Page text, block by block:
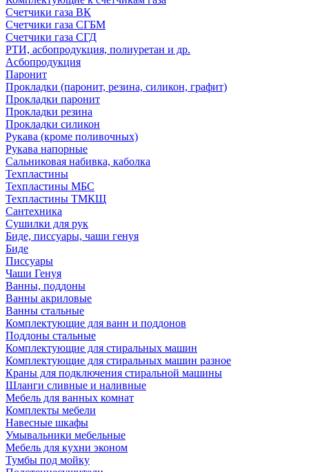
Счетчики газа ВК
Счетчики газа СГБМ
Счетчики газа СГД
РТИ, асбопродукция, полиуретан и др.
Асбопродукция
Паронит
Прокладки (паронит, резина, силикон, графит)
Прокладки паронит
Прокладки резина
Прокладки силикон
Рукава (кроме поливочных)
Рукава напорные
Сальниковая набивка, каболка
Техпластины
Техпластины МБС
Техпластины ТМКЩ
Сантехника
Сушилки для рук
Биде, писсуары, чаши генуя
Биде
Писсуары
Чаши Генуя
Ванны, поддоны
Ванны акриловые
Ванны стальные
Комплектующие для ванн и поддонов
Поддоны стальные
Комплектующие для стиральных машин
Комплектующие для стиральных машин разное
Краны для подключения стиральной машины
Шланги сливные и наливные
Мебель для ванных комнат
Комплекты мебели
Навесные шкафы
Умывальники мебельные
Мебель для кухни эконом
Тумбы под мойку